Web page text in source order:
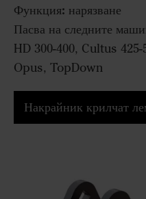
Функция: нарязване
Пасва на следните
HD 300-400, Cultus
Opus, TopDown
Накрайник крилчат